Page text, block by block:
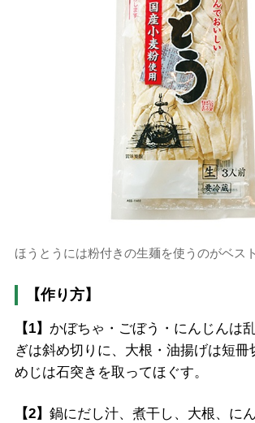
ほうとうには粉付きの生麺を使うのがベスト
【作り方】
【1】 かぼちゃ・ごぼう・にんじんは
ぎは斜め切りに、大根・油揚げは短冊
めじは石突きを取ってほぐす。
【2】 鍋にだし汁、煮干し、大根、に